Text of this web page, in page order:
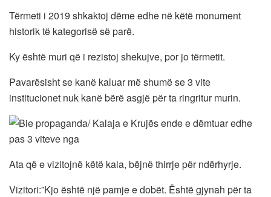
Tërmeti i 2019 shkaktoj dëme edhe në këtë monument
historik të kategorisë së parë.
Ky është muri që i rezistoj shekujve, por jo tërmetit.
Pavarësisht se kanë kaluar më shumë se 3 vite
institucionet nuk kanë bërë asgjë për ta ringritur murin.
Ata që e vizitojnë këtë kala, bëjnë thirrje për ndërhyrje.
Vizitori:”Kjo është një pamje e dobët. Është gjynah për ta